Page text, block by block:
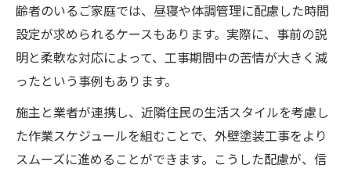
齢者のいるご家庭では、昼寝や体調管理に配慮した時間
設定が求められるケースもあります。実際に、事前の説
明と柔軟な対応によって、工事期間中の苦情が大きく減
ったという事例もあります。
施主と業者が連携し、近隣住民の生活スタイルを考慮し
た作業スケジュールを組むことで、外壁塗装工事をより
スムーズに進めることができます。こうした配慮が、信